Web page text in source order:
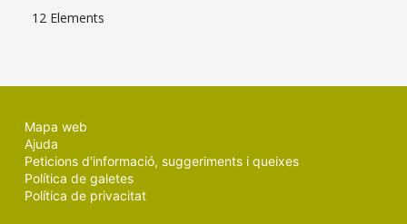
12 Elements
Mapa web
Ajuda
Peticions d'informació, suggeriments i queixes
Política de galetes
Política de privacitat